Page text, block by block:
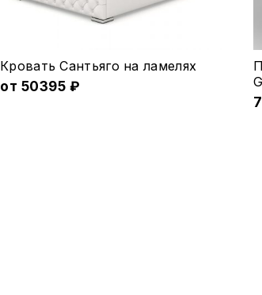
Этот
товар
Кровать Сантьяго на ламеляx
от 50395 ₽